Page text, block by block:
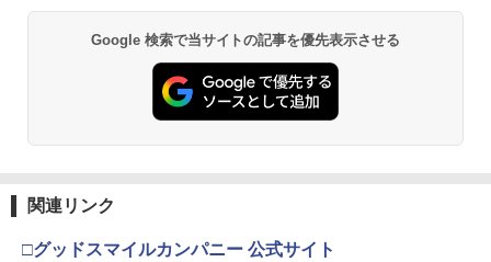
Google 検索で当サイトの記事を優先表示させる
関連リンク
□グッドスマイルカンパニー 公式サイト